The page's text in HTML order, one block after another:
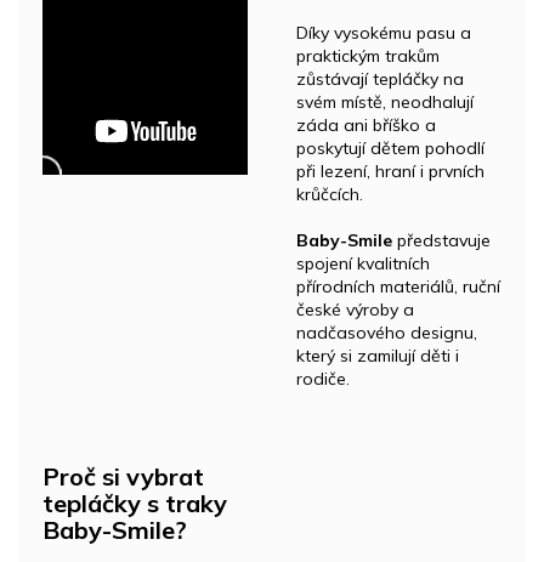
Díky vysokému pasu a
praktickým trakům
zůstávají tepláčky na
svém místě, neodhalují
záda ani bříško a
poskytují dětem pohodlí
při lezení, hraní i prvních
krůčcích.
Baby-Smile představuje
spojení kvalitních
přírodních materiálů, ruční
české výroby a
nadčasového designu,
který si zamilují děti i
rodiče.
Proč si vybrat
tepláčky s traky
Baby-Smile?